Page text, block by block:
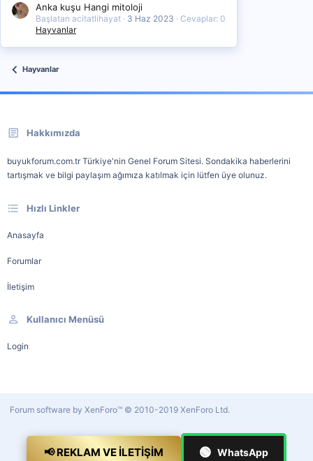
Anka kuşu Hangi mitoloji
Başlatan acitatlihayat 3 Haz 2023
Cevaplar: 0
Hayvanlar
Hayvanlar
Hakkımızda
buyukforum.com.tr Türkiye'nin Genel Forum Sitesi. Sondakika haberlerini
tartışmak ve bilgi paylaşım ağımıza katılmak için lütfen üye olunuz.
Hızlı Linkler
Anasayfa
Forumlar
İletişim
Kullanıcı Menüsü
Login
Forum software by XenForo™ © 2010-2019 XenForo Ltd.
📢 REKLAM VE İLETIŞIM 🟢 WhatsApp